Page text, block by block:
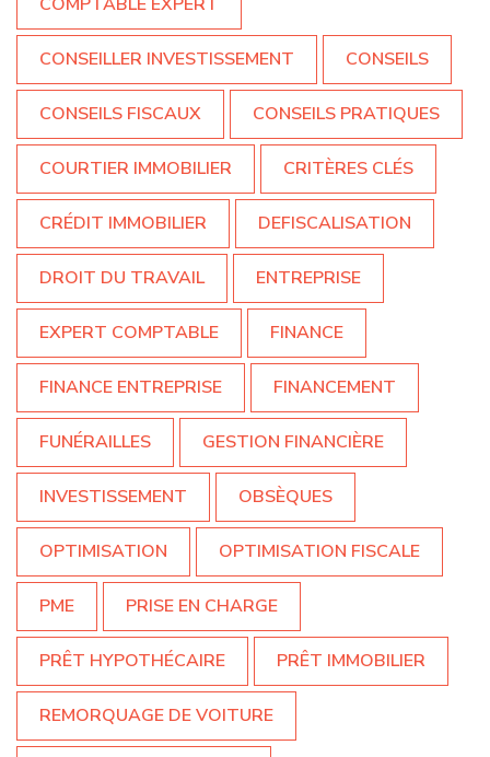
COMPTABLE EXPERT
CONSEILLER INVESTISSEMENT CONSEILS
CONSEILS FISCAUX CONSEILS PRATIQUES
COURTIER IMMOBILIER CRITÈRES CLÉS
CRÉDIT IMMOBILIER DEFISCALISATION
DROIT DU TRAVAIL ENTREPRISE
EXPERT COMPTABLE FINANCE
FINANCE ENTREPRISE FINANCEMENT
FUNÉRAILLES GESTION FINANCIÈRE
INVESTISSEMENT OBSÈQUES
OPTIMISATION OPTIMISATION FISCALE
PME PRISE EN CHARGE
PRÊT HYPOTHÉCAIRE PRÊT IMMOBILIER
REMORQUAGE DE VOITURE